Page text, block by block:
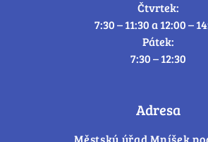
Čtvrtek:
7:30 – 11:30 a 12:00 –
Pátek:
7:30 – 12:30
Adresa
Městský úřad Mníšek